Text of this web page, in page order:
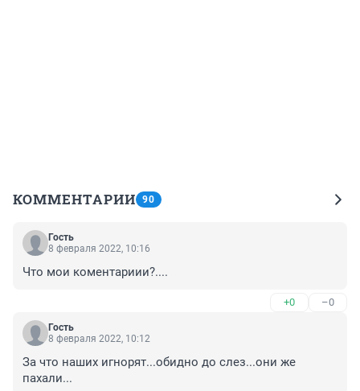
КОММЕНТАРИИ 90
Гость
8 февраля 2022, 10:16
Что мои коментариии?....
+0 –0
Гость
8 февраля 2022, 10:12
За что наших игнорят...обидно до слез...они же
пахали...